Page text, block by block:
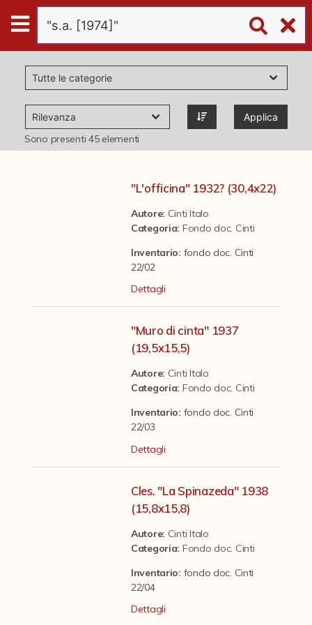
Digital
Humanities
Donazioni
Pubblicazioni
Il progetto Digital Humanities
Applica
Sono presenti45elementi
"L'officina" 1932? (30,4x22)
Autore: Cinti Italo
Categoria: Fondo doc. Cinti
Inventario: fondo doc. Cinti
22/02
Dettagli
"Muro di cinta" 1937
(19,5x15,5)
Autore: Cinti Italo
Categoria: Fondo doc. Cinti
Inventario: fondo doc. Cinti
22/03
Dettagli
Cles. "La Spinazeda" 1938
(15,8x15,8)
Autore: Cinti Italo
Categoria: Fondo doc. Cinti
Inventario: fondo doc. Cinti
22/04
Dettagli